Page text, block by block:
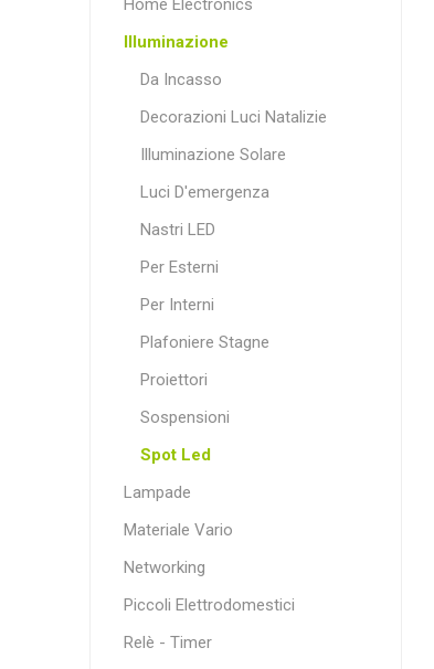
Home Electronics
Illuminazione
Da Incasso
Decorazioni Luci Natalizie
Illuminazione Solare
Luci D'emergenza
Nastri LED
Per Esterni
Per Interni
Plafoniere Stagne
Proiettori
Sospensioni
Spot Led
Lampade
Materiale Vario
Networking
Piccoli Elettrodomestici
Relè - Timer